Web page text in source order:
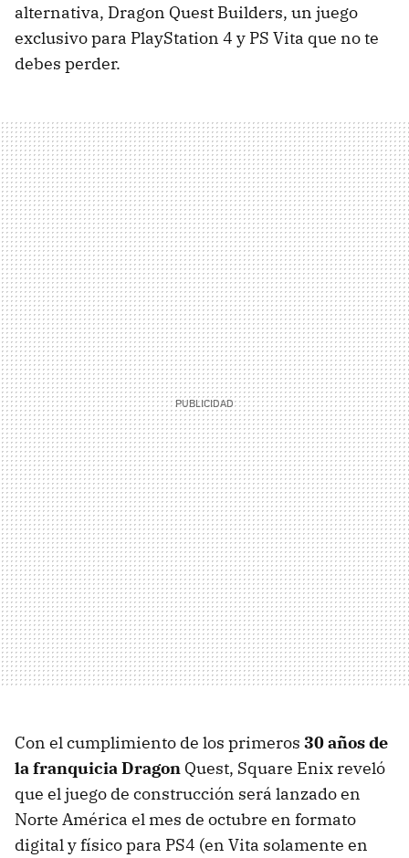
alternativa, Dragon Quest Builders, un juego
exclusivo para PlayStation 4 y PS Vita que no te
debes perder.
Con el cumplimiento de los primeros 30 años de
la franquicia Dragon Quest, Square Enix reveló
que el juego de construcción será lanzado en
Norte América el mes de octubre en formato
digital y físico para PS4 (en Vita solamente en